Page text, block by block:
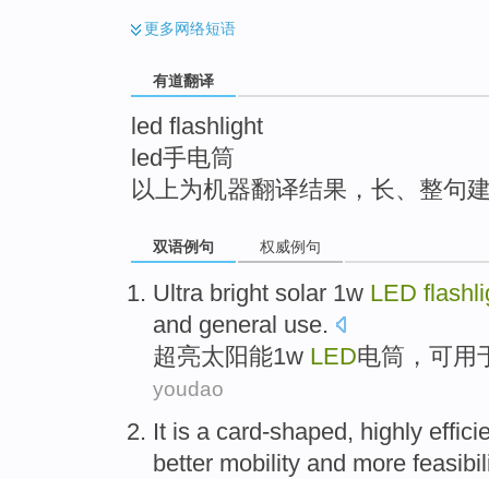
更多网络短语
有道翻译
led flashlight
led手电筒
以上为机器翻译结果，长、整句
双语例句 权威例句
Ultra bright solar 1w LED
and general use.
超亮太阳能1w LED电筒 ，可用
youdao
It is a card-shaped, highly
better mobility and more